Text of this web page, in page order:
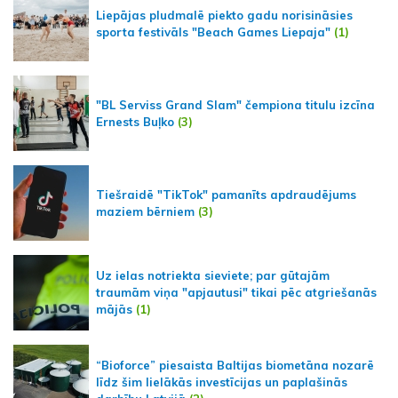
Liepājas pludmalē piekto gadu norisināsies
sporta festivāls "Beach Games Liepaja" (1)
"BL Serviss Grand Slam" čempiona titulu izcīna
Ernests Buļko (3)
Tiešraidē "TikTok" pamanīts apdraudējums
maziem bērniem (3)
Uz ielas notriekta sieviete; par gūtajām
traumām viņa "apjautusi" tikai pēc atgriešanās
mājās (1)
“Bioforce” piesaista Baltijas biometāna nozarē
līdz šim lielākās investīcijas un paplašinās